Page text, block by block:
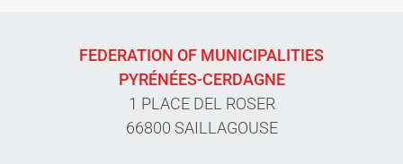
FEDERATION OF MUNICIPALITIES
PYRÉNÉES-CERDAGNE
1 PLACE DEL ROSER
66800 SAILLAGOUSE